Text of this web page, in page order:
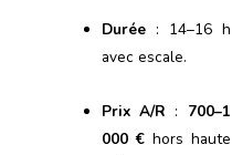
Durée: 14–16 h
avec escale.
Prix A/R : 700–1
000 €hors haute